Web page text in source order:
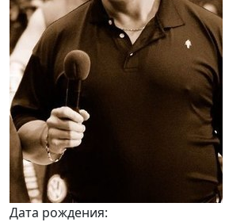
Дата рождения: